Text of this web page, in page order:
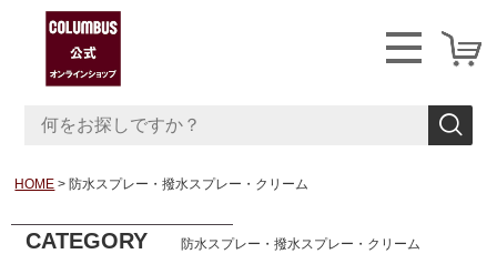
HOME 防水スプレー・撥水スプレー・クリーム
CATEGORY 防水スプレー・撥水スプレー・クリーム